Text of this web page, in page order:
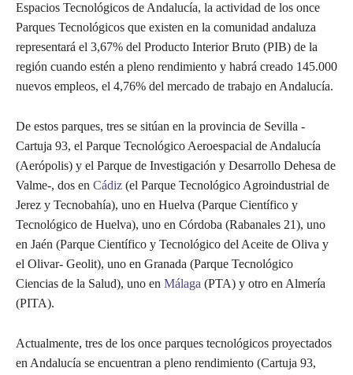
Espacios Tecnológicos de Andalucía, la actividad de los once
Parques Tecnológicos que existen en la comunidad andaluza
representará el 3,67% del Producto Interior Bruto (PIB) de la
región cuando estén a pleno rendimiento y habrá creado 145.000
nuevos empleos, el 4,76% del mercado de trabajo en Andalucía.
De estos parques, tres se sitúan en la provincia de Sevilla -
Cartuja 93, el Parque Tecnológico Aeroespacial de Andalucía
(Aerópolis) y el Parque de Investigación y Desarrollo Dehesa de
Valme-, dos en Cádiz (el Parque Tecnológico Agroindustrial de
Jerez y Tecnobahía), uno en Huelva (Parque Científico y
Tecnológico de Huelva), uno en Córdoba (Rabanales 21), uno
en Jaén (Parque Científico y Tecnológico del Aceite de Oliva y
el Olivar- Geolit), uno en Granada (Parque Tecnológico
Ciencias de la Salud), uno en Málaga (PTA) y otro en Almería
(PITA).
Actualmente, tres de los once parques tecnológicos proyectados
en Andalucía se encuentran a pleno rendimiento (Cartuja 93,